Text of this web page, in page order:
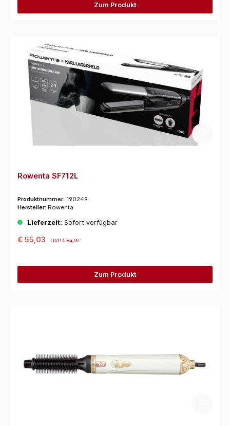
Zum Produkt
Rowenta SF712L
Produktnummer: 190249
Hersteller: Rowenta
Lieferzeit: Sofort verfügbar
€ 55,03 UVP€ 84,99
Zum Produkt